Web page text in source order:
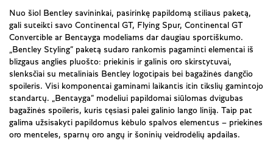
Nuo šiol Bentley savininkai, pasirinkę papildomą stiliaus paketą,
gali suteikti savo Continental GT, Flying Spur, Continental GT
Convertible ar Bentayga modeliams dar daugiau sportiškumo.
„Bentley Styling“ paketą sudaro rankomis pagaminti elementai iš
blizgaus anglies pluošto: priekinis ir galinis oro skirstytuvai,
slenksčiai su metaliniais Bentley logotipais bei bagažinės dangčio
spoileris. Visi komponentai gaminami laikantis itin tikslių gamintojo
standartų. „Bentayga“ modeliui papildomai siūlomas dvigubas
bagažinės spoileris, kuris tęsiasi palei galinio lango liniją. Taip pat
galima užsisakyti papildomus kėbulo spalvos elementus – priekines
oro menteles, sparnų oro angų ir šoninių veidrodėlių apdailas.